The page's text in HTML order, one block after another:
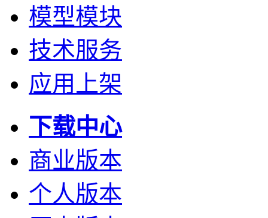
模型模块
技术服务
应用上架
下载中心
商业版本
个人版本